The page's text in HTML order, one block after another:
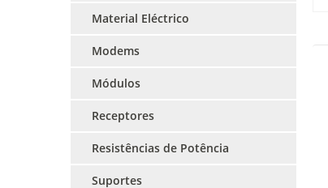
Material Eléctrico
Modems
Módulos
Receptores
Resistências de Potência
Suportes